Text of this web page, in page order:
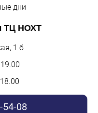
дни
ТЦ НОХТ
1 б
54-08